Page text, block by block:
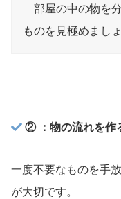
部屋の中の物を
ものを見極めましょ
② ：物の流れを作
一度不要なものを手
が大切です。